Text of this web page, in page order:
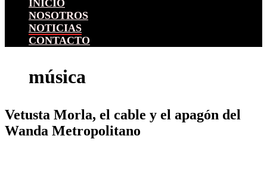
INICIO
NOSOTROS
NOTICIAS
CONTACTO
música
Vetusta Morla, el cable y el apagón del
Wanda Metropolitano